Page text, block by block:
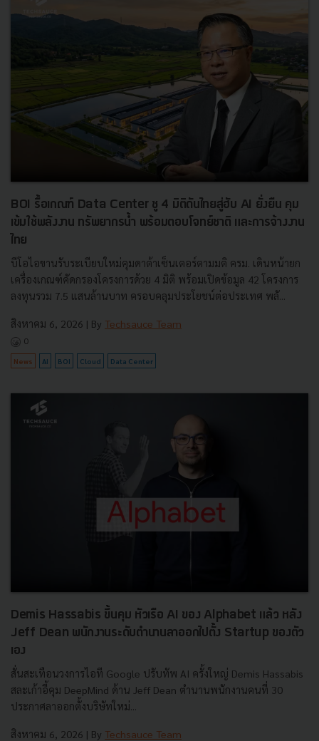
BOI รื้อเกณฑ์ Data Center ชู 4 มิติดันไทยสู่ฮับ AI ยั่งยืน คุม
เข้มใช้พลังงาน ทรัพยากรน้ำ พร้อมตอบโจทย์ชาติ และการจ้างงาน
ไทย
บีโอไอขานรับระเบียบใหม่คุมดาต้าเซ็นเตอร์ตามมติ ครม. เดินหน้ายก
เครื่องเกณฑ์คัดกรองโครงการด้วย 4 มิติ พร้อมเปิดข้อมูล 42 โครงการ
ลงทุนรวม 7.5 แสนล้านบาท ครอบคลุมประโยชน์ต่อประเทศ พลั...
สิงหาคม 6, 2026 | By Techsauce Team
0
News AI BOI Cloud Data Center
Demis Hassabis ขึ้นคุม หัวเรือ AI ของ Alphabet แล้ว หลัง
Jeff Dean พนักงานระดับตำนานลาออกไปตั้ง Startup ของตัว
เอง
สั่นสะเทือนวงการไอที Google ปรับทัพ AI ครั้งใหญ่ Demis Hassabis
สละเก้าอี้คุม DeepMind ด้าน Jeff Dean ตำนานพนักงานคนที่ 30
ประกาศลาออกตั้งบริษัทใหม่...
สิงหาคม 6, 2026 | By Techsauce Team